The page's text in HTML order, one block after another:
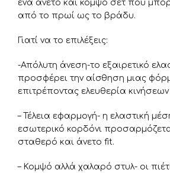
ένα άνετο και κομψό σετ που
από το πρωί ως το βράδυ.
Γιατί να το επιλέξεις:
-Απόλυτη άνεση-το εξαιρετικό
προσφέρει την αίσθηση μιας
επιτρέποντας ελευθερία
– Τέλεια εφαρμογή- η ελαστική
εσωτερικό κορδόνι
σταθερό και άνετο fit.
– Κομψό αλλά χαλαρό στυλ- οι